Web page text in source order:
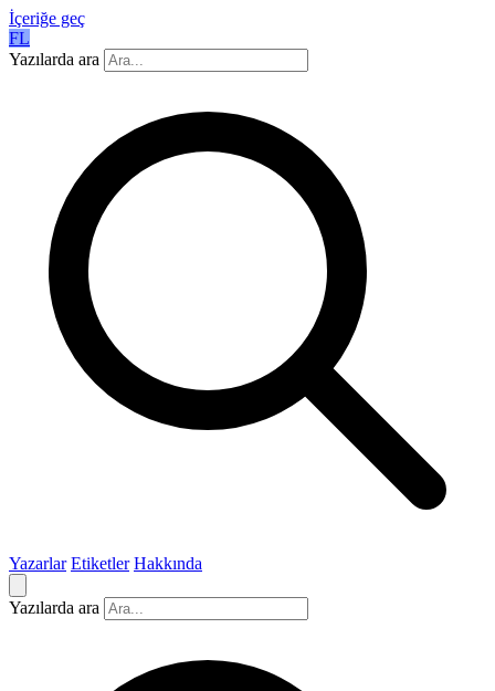
İçeriğe geç
FL
Yazılarda ara
Yazarlar Etiketler Hakkında
Yazılarda ara